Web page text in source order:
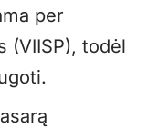
per
(VIISP), todėl